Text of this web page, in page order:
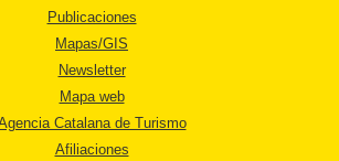
Publicaciones
Mapas/GIS
Newsletter
Mapa web
Catalana de Turismo
Afiliaciones